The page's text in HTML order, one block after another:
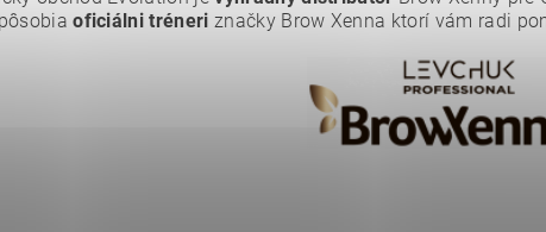
hodnotenie súhlasíte s podmienkami ochrany osobných údajov.
oficiálni tréneri značky Brow Xenna ktorí vám radi